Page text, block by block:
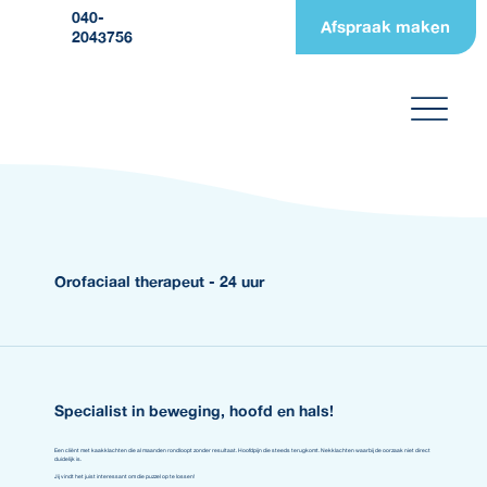
040-
2043756
Afspraak maken
Orofaciaal therapeut - 24 uur
Specialist in beweging, hoofd en hals!
Een cliënt met kaakklachten die al maanden rondloopt zonder resultaat. Hoofdpijn die steeds terugkomt. Nekklachten waarbij de oorzaak niet direct
duidelijk is.
Jij vindt het juist interessant om die puzzel op te lossen!